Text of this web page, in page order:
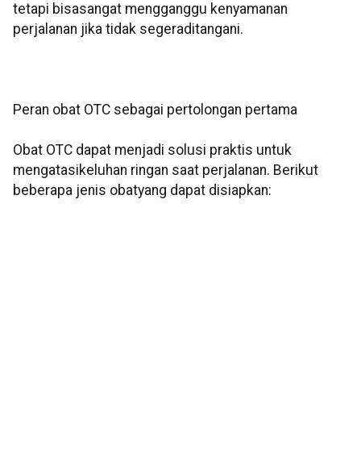
tetapi bisasangat mengganggu kenyamanan
perjalanan jika tidak segeraditangani.
Peran obat OTC sebagai pertolongan pertama
Obat OTC dapat menjadi solusi praktis untuk
mengatasikeluhan ringan saat perjalanan. Berikut
beberapa jenis obatyang dapat disiapkan: